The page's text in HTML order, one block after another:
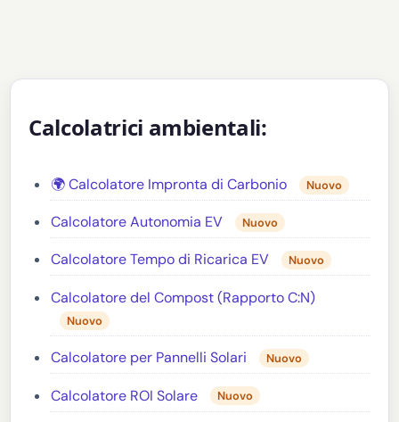
Calcolatrici ambientali:
🌍 Calcolatore Impronta di Carbonio Nuovo
Calcolatore Autonomia EV Nuovo
Calcolatore Tempo di Ricarica EV Nuovo
Calcolatore del Compost (Rapporto C:N)
Nuovo
Calcolatore per Pannelli Solari Nuovo
Calcolatore ROI Solare Nuovo